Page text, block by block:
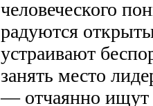
человеческого
радуются
устраивают
занять место
— отчаянно ищут